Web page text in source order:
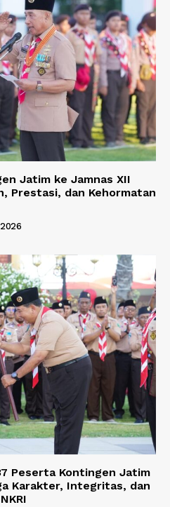
Jatim ke Jamnas XII
Prestasi, dan Kehormatan
Peserta Kontingen Jatim
Karakter, Integritas, dan